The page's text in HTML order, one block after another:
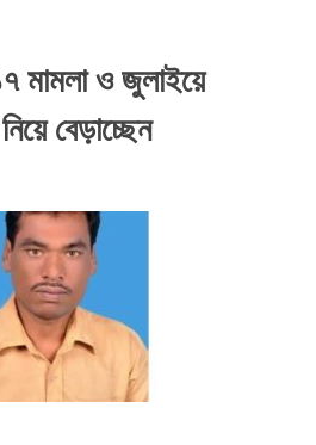
মামলা ও জুলাইয়ে
বেড়াচ্ছেন